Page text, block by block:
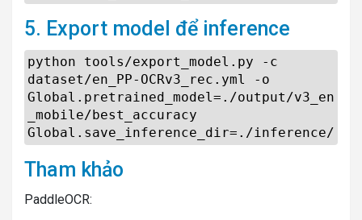
5. Export model để inference
python tools/export_model.py -c
dataset/en_PP-OCRv3_rec.yml -o
Global.pretrained_model=./output/v3_en
_mobile/best_accuracy
Global.save_inference_dir=./inference/
Tham khảo
PaddleOCR: